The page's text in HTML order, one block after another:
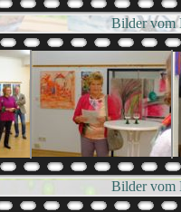
Bilder vom
Bilder vom